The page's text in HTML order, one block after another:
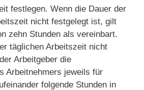
festlegen. Wenn die Dauer der
nicht festgelegt ist, gilt
zehn Stunden als vereinbart.
täglichen Arbeitszeit nicht
Arbeitgeber die
Arbeitnehmers jeweils für
folgende Stunden in